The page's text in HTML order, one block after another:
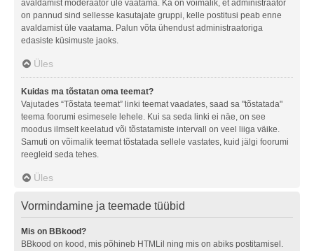
avaldamist moderaator üle vaatama. Ka on võimalik, et administraator
on pannud sind sellesse kasutajate gruppi, kelle postitusi peab enne
avaldamist üle vaatama. Palun võta ühendust administraatoriga
edasiste küsimuste jaoks.
Üles
Kuidas ma tõstatan oma teemat?
Vajutades “Tõstata teemat” linki teemat vaadates, saad sa "tõstatada"
teema foorumi esimesele lehele. Kui sa seda linki ei näe, on see
moodus ilmselt keelatud või tõstatamiste intervall on veel liiga väike.
Samuti on võimalik teemat tõstatada sellele vastates, kuid jälgi foorumi
reegleid seda tehes.
Üles
Vormindamine ja teemade tüübid
Mis on BBkood?
BBkood on kood, mis põhineb HTMLil ning mis on abiks postitamisel.